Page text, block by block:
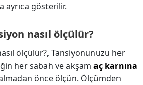
ayrıca gösterilir.
nasıl ölçülür?
ölçülür?, Tansiyonunuzu her
her sabah ve akşam aç karnına
önce ölçün. Ölçümden